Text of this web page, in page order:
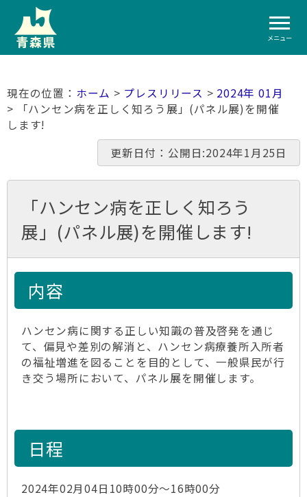
メニュー
ホーム > プレスリリース > 2024年 01月
> 「ハンセン病を正しく知ろう展」(パネル展)を開催
します!
更新日付：公開日:2024年1月25日
「ハンセン病を正しく知ろう
展」(パネル展)を開催します!
内容
ハンセン病に関する正しい知識の普及啓発を通じ
て、偏見や差別の解消と、ハンセン病療養所入所者
の福祉増進を図ることを目的として、一般県民が行
き交う場所において、パネル展を開催します。
日程
2024年02月04日10時00分～16時00分